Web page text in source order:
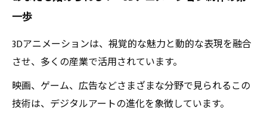
一歩
3Dアニメーションは、視覚的な魅力と動的な表現を融合
させ、多くの産業で活用されています。
映画、ゲーム、広告などさまざまな分野で見られるこの
技術は、デジタルアートの進化を象徴しています。